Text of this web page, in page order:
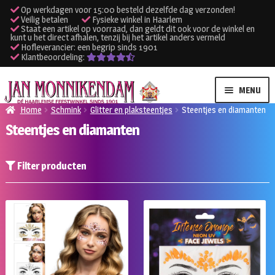
Op werkdagen voor 15:00 besteld dezelfde dag verzonden!
Veilig betalen
Fysieke winkel in Haarlem
Staat een artikel op voorraad, dan geldt dit ook voor de winkel en
kunt u het direct afhalen, tenzij bij het artikel anders vermeld
Hofleverancier: een begrip sinds 1901
Klantbeoordeling:
Ga
door
naar
navigatie
Ga
naar
de
inhoud
MENU
Verhuur kleding
Verhuur apparatuur
Klantenservice
Inloggen
Home Schmink Glitter en plaksteentjes Steentjes en diamanten
Steentjes en diamanten
Filter producten